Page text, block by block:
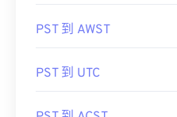
PST 到 AWST
PST 到 UTC